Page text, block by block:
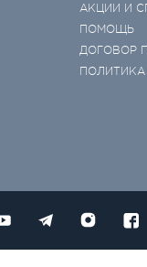
АКЦИИ И
ПОМОЩЬ
ДОГОВОР